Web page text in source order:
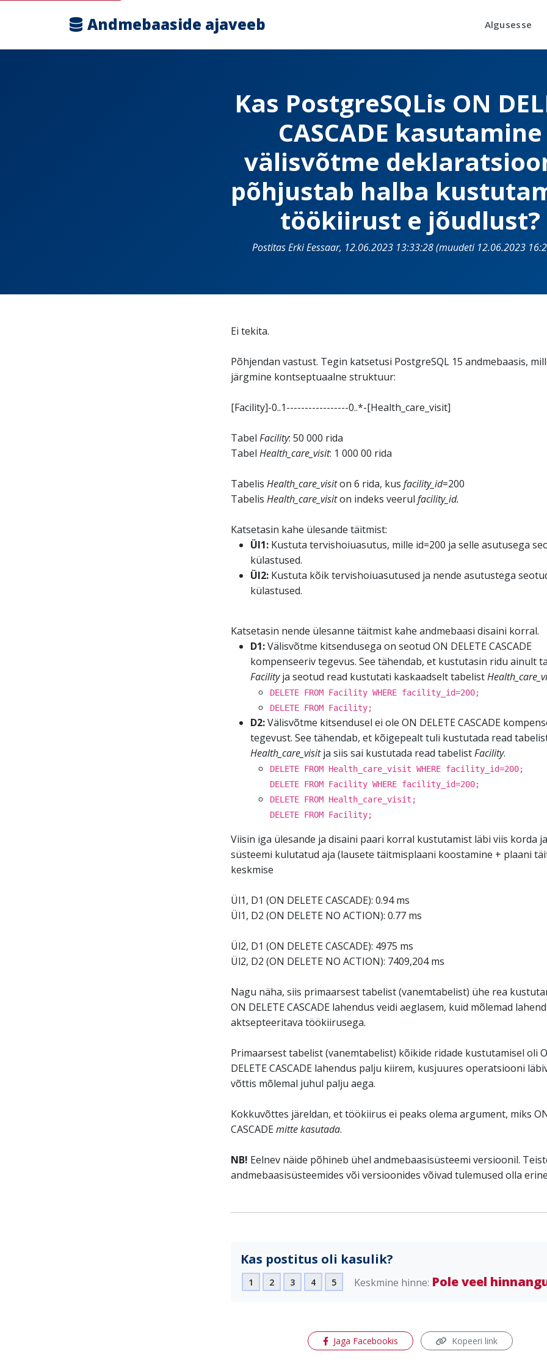
Andmebaaside ajaveeb Algusesse
Kas PostgreSQLis ON
CASCADE kasutamine
välisvõtme
põhjustab halba
töökiirust e jõudlust?
Postitas Erki Eessaar, 12.06.2023 13:33:28 (muudeti 12.06.2023
Ei tekita.
Põhjendan vastust. Tegin katsetusi PostgreSQL 15 andmebaasis,
järgmine kontseptuaalne struktuur:
[Facility]-0..1-----------------0..*-[Health_care_visit]
Tabel Facility: 50 000 rida
Tabel Health_care_visit: 1 000 00 rida
Tabelis Health_care_visiton 6 rida, kus facility_id=200
Tabelis Health_care_visiton indeks veerul facility_id.
Katsetasin kahe ülesande täitmist:
Ül1:Kustuta tervishoiuasutus, mille id=200 ja selle asutusega
külastused.
Ül2:Kustuta kõik tervishoiuasutused ja nende asutustega
külastused.
Katsetasin nende ülesanne täitmist kahe andmebaasi disaini korral.
D1:Välisvõtme kitsendusega on seotud ON DELETE CASCADE
kompenseeriv tegevus. See tähendab, et kustutasin ridu ainult
Facilityja seotud read kustutati kaskaadselt tabelist
DELETE FROM Facility WHERE facility_id=200;
DELETE FROM Facility;
D2:Välisvõtme kitsendusel ei ole ON DELETE CASCADE
tegevust. See tähendab, et kõigepealt tuli kustutada read
Health_care_visitja siis sai kustutada read tabelistFacility.
DELETE FROM Health_care_visit WHERE facility_id=200;
DELETE FROM Facility WHERE facility_id=200;
DELETE FROM Health_care_visit;
DELETE FROM Facility;
Viisin iga ülesande ja disaini paari korral kustutamist läbi viis korda
süsteemi kulutatud aja (lausete täitmisplaani koostamine + plaani
keskmise
Ül1, D1 (ON DELETE CASCADE): 0.94 ms
Ül1, D2 (ON DELETE NO ACTION): 0.77 ms
Ül2, D1 (ON DELETE CASCADE): 4975 ms
Ül2, D2 (ON DELETE NO ACTION): 7409,204 ms
Nagu näha, siis primaarsest tabelist (vanemtabelist) ühe rea
ON DELETE CASCADE lahendus veidi aeglasem, kuid mõlemad
aktsepteeritava töökiirusega.
Primaarsest tabelist (vanemtabelist) kõikide ridade kustutamisel oli
DELETE CASCADE lahendus palju kiirem, kusjuures operatsiooni
võttis mõlemal juhul palju aega.
Kokkuvõttes järeldan, et töökiirus ei peaks olema argument, miks
CASCADEmitte kasutada.
NB! Eelnev näide põhineb ühel andmebaasisüsteemi versioonil.
andmebaasisüsteemides või versioonides võivad tulemused olla
Kas postitus oli kasulik?
1 2 3 4 5 Keskmine hinne: Pole veel
Jaga Facebookis (avaneb uues aknas)
Kopeeri link